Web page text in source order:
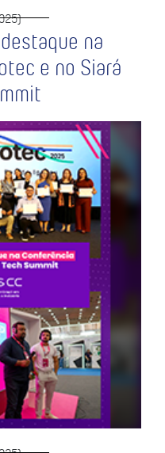
na
e no Siará